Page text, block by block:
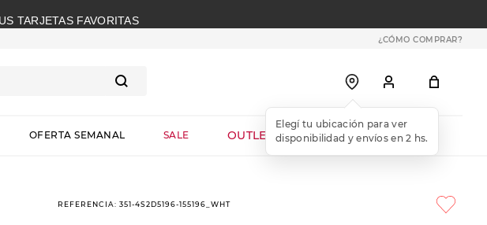
TARJETAS FAVORITAS
¿CÓMO COMPRAR?
OFERTA SEMANAL SALE OUTLET WEB
REFERENCIA:351-4S2D5196-155196_WHT